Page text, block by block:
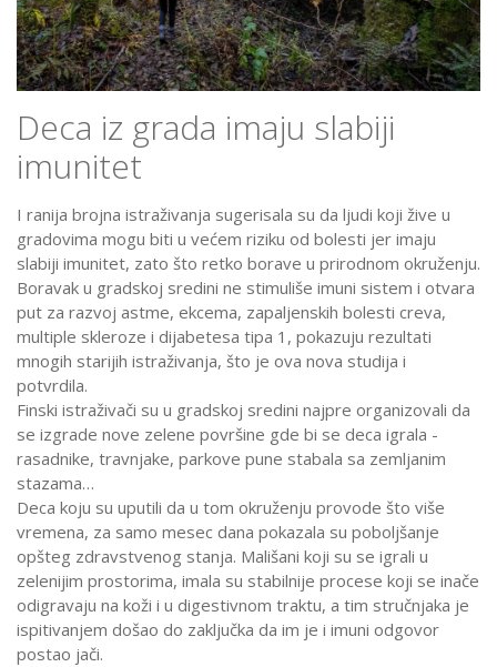
Deca iz grada imaju slabiji
imunitet
I ranija brojna istraživanja sugerisala su da ljudi koji žive u
gradovima mogu biti u većem riziku od bolesti jer imaju
slabiji imunitet, zato što retko borave u prirodnom okruženju.
Boravak u gradskoj sredini ne stimuliše imuni sistem i otvara
put za razvoj astme, ekcema, zapaljenskih bolesti creva,
multiple skleroze i dijabetesa tipa 1, pokazuju rezultati
mnogih starijih istraživanja, što je ova nova studija i
potvrdila.
Finski istraživači su u gradskoj sredini najpre organizovali da
se izgrade nove zelene površine gde bi se deca igrala -
rasadnike, travnjake, parkove pune stabala sa zemljanim
stazama…
Deca koju su uputili da u tom okruženju provode što više
vremena, za samo mesec dana pokazala su poboljšanje
opšteg zdravstvenog stanja. Mališani koji su se igrali u
zelenijim prostorima, imala su stabilnije procese koji se inače
odigravaju na koži i u digestivnom traktu, a tim stručnjaka je
ispitivanjem došao do zaključka da im je i imuni odgovor
postao jači.